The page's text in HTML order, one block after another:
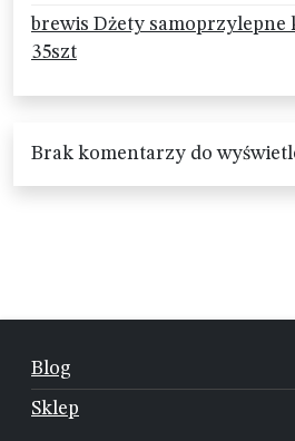
brewis Dżety samoprzylepne
35szt
Brak komentarzy do
Blog
Sklep